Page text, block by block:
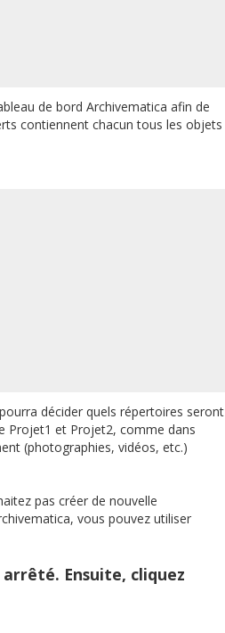
de bord Archivematica afin de
contiennent chacun tous les objets
décider quels répertoires seront
Projet1 et Projet2, comme dans
(photographies, vidéos, etc.)
pas créer de nouvelle
vous pouvez utiliser
Ensuite, cliquez